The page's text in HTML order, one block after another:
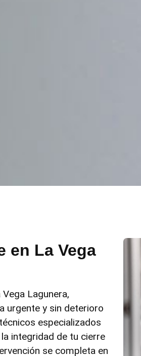
en La Vega
Lagunera,
urgente y sin deterioro
especializados
integridad de tu cierre
se completa en